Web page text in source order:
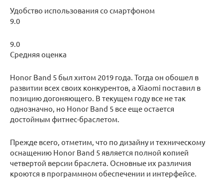
Удобство использования со смартфоном
9.0
9.0
Средняя оценка
Honor Band 5 был хитом 2019 года. Тогда он обошел в
развитии всех своих конкурентов, а Xiaomi поставил в
позицию догоняющего. В текущем году все не так
однозначно, но Honor Band 5 все еще остается
достойным фитнес-браслетом.
Прежде всего, отметим, что по дизайну и техническому
оснащению Honor Band 5 является полной копией
четвертой версии браслета. Основные их различия
кроются в программном обеспечении и интерфейсе.